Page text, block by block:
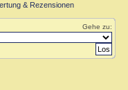
& Rezensionen
Gehe zu: